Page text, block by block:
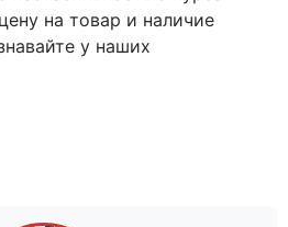
на товар и наличие
у наших